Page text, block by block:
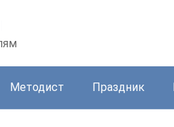
Методист Праздник